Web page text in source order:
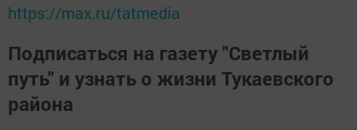
https://max.ru/tatmedia
Подписаться на газету "Светлый
путь" и узнать о жизни Тукаевского
района